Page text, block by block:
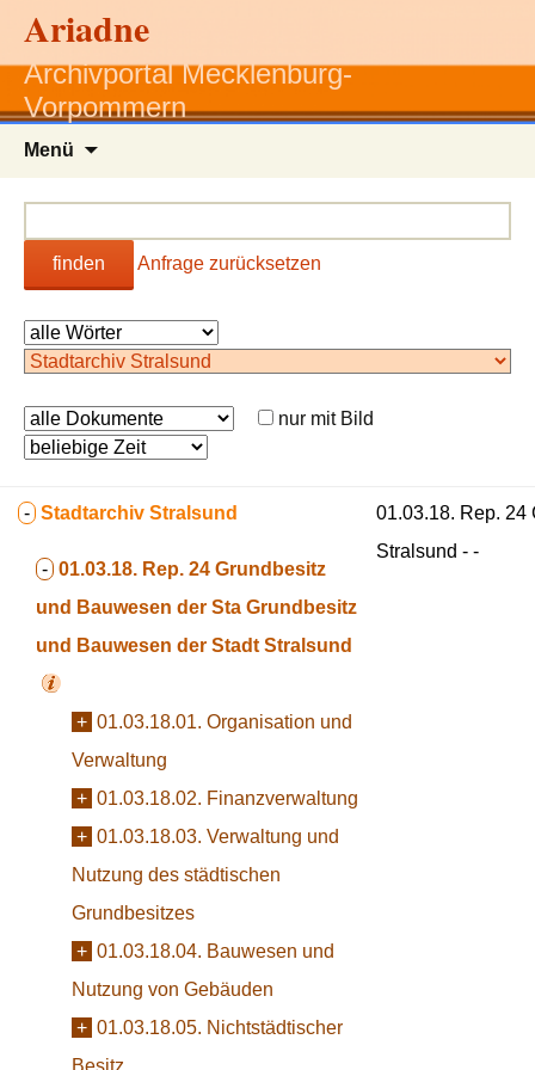
Ariadne
Archivportal Mecklenburg-
Vorpommern
Menü
finden Anfrage zurücksetzen
nur mit Bild
- Stadtarchiv Stralsund
- 01.03.18. Rep. 24 Grundbesitz
und Bauwesen der Sta Grundbesitz
und Bauwesen der Stadt Stralsund
+ 01.03.18.01. Organisation und
Verwaltung
+ 01.03.18.02. Finanzverwaltung
+ 01.03.18.03. Verwaltung und
Nutzung des städtischen
Grundbesitzes
+ 01.03.18.04. Bauwesen und
Nutzung von Gebäuden
+ 01.03.18.05. Nichtstädtischer
Besitz
01.03.18. Rep. 24
Stralsund - -